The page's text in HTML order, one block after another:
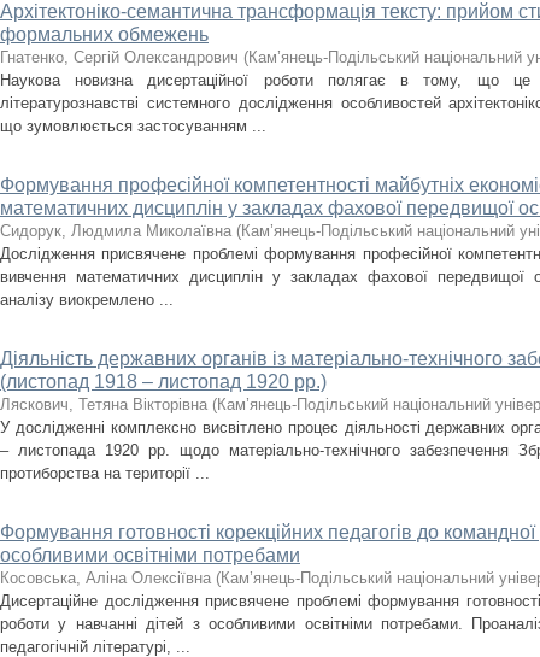
Архітектоніко-семантична трансформація тексту: прийом
формальних обмежень
Гнатенко, Сергій Олександрович (Кам’янець-Подільський національний
Наукова новизна дисертаційної роботи полягає в тому, що
літературознавстві системного дослідження особливостей
що зумовлюється застосуванням ...
Формування професійної компетентності майбутніх
математичних дисциплін у закладах фахової передвищої
Сидорук, Людмила Миколаївна (Кам’янець-Подільський національний
Дослідження присвячене проблемі формування професійної
вивчення математичних дисциплін у закладах фахової передвищої
аналізу виокремлено ...
Діяльність державних органів із матеріально-технічного
(листопад 1918 – листопад 1920 рр.)
Ляскович, Тетяна Вікторівна (Кам’янець-Подільський національний
У дослідженні комплексно висвітлено процес діяльності державних
– листопада 1920 рр. щодо матеріально-технічного забезпечення
протиборства на території ...
Формування готовності корекційних педагогів до
особливими освітніми потребами
Косовська, Аліна Олексіївна (Кам’янець-Подільський національний
Дисертаційне дослідження присвячене проблемі формування
роботи у навчанні дітей з особливими освітніми потребами.
педагогічній літературі, ...